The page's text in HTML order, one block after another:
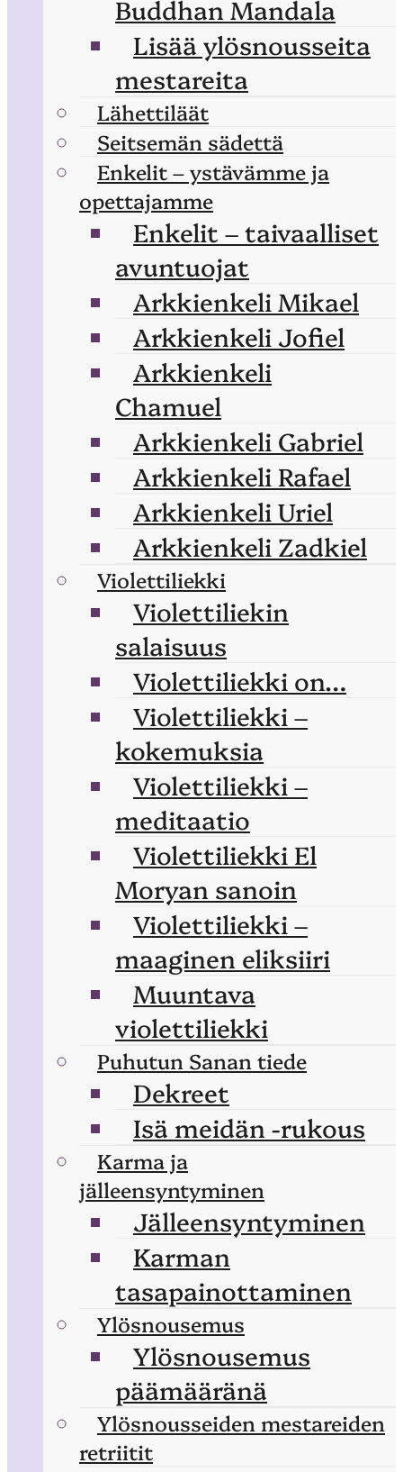
Buddhan Mandala
Lisää ylösnousseita
mestareita
Lähettiläät
Seitsemän sädettä
Enkelit – ystävämme ja
opettajamme
Enkelit – taivaalliset
avuntuojat
Arkkienkeli Mikael
Arkkienkeli Jofiel
Arkkienkeli
Chamuel
Arkkienkeli Gabriel
Arkkienkeli Rafael
Arkkienkeli Uriel
Arkkienkeli Zadkiel
Violettiliekki
Violettiliekin
salaisuus
Violettiliekki on…
Violettiliekki –
kokemuksia
Violettiliekki –
meditaatio
Violettiliekki El
Moryan sanoin
Violettiliekki –
maaginen eliksiiri
Muuntava
violettiliekki
Puhutun Sanan tiede
Dekreet
Isä meidän -rukous
Karma ja
jälleensyntyminen
Jälleensyntyminen
Karman
tasapainottaminen
Ylösnousemus
Ylösnousemus
päämääränä
Ylösnousseiden mestareiden
retriitit